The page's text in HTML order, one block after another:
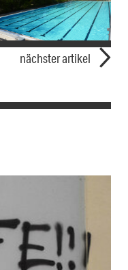
nächster artikel